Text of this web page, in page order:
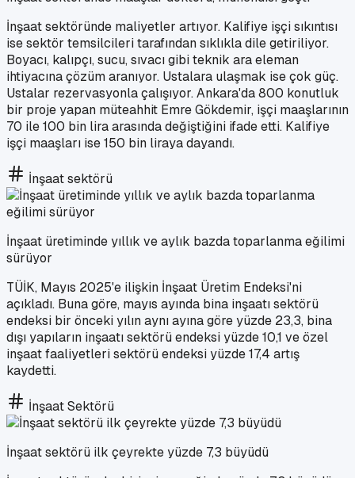
İnşaat sektöründe maliyetler artıyor. Kalifiye işçi sıkıntısı
ise sektör temsilcileri tarafından sıklıkla dile getiriliyor.
Boyacı, kalıpçı, sucu, sıvacı gibi teknik ara eleman
ihtiyacına çözüm aranıyor. Ustalara ulaşmak ise çok güç.
Ustalar rezervasyonla çalışıyor. Ankara'da 800 konutluk
bir proje yapan müteahhit Emre Gökdemir, işçi maaşlarının
70 ile 100 bin lira arasında değiştiğini ifade etti. Kalifiye
işçi maaşları ise 150 bin liraya dayandı.
İnşaat sektörü
İnşaat üretiminde yıllık ve aylık bazda toparlanma eğilimi
sürüyor
TÜİK, Mayıs 2025'e ilişkin İnşaat Üretim Endeksi'ni
açıkladı. Buna göre, mayıs ayında bina inşaatı sektörü
endeksi bir önceki yılın aynı ayına göre yüzde 23,3, bina
dışı yapıların inşaatı sektörü endeksi yüzde 10,1 ve özel
inşaat faaliyetleri sektörü endeksi yüzde 17,4 artış
kaydetti.
İnşaat Sektörü
İnşaat sektörü ilk çeyrekte yüzde 7,3 büyüdü